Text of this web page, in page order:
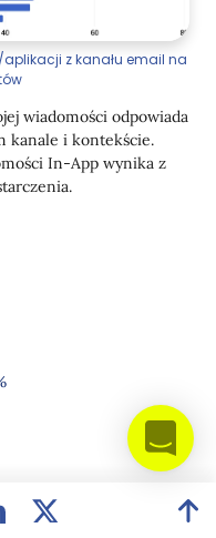
z kanału email na
wiadomości odpowiada
kanale i kontekście.
In-App wynika z